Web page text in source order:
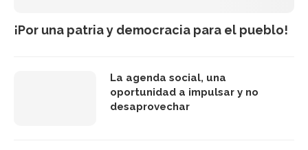
¡Por una patria y democracia para el pueblo!
La agenda social, una
oportunidad a impulsar y no
desaprovechar